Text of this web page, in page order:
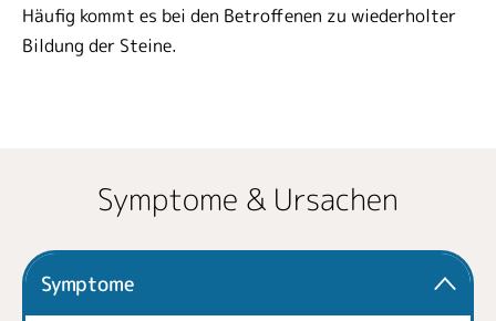
Häufig kommt es bei den Betroffenen zu wiederholter
Bildung der Steine.
Symptome & Ursachen
Symptome